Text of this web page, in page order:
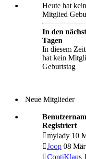
Heute hat kein
Mitglied
In den
Tagen
In diesem
hat kein
Geburtstag
Neue Mitglieder
Registriert
mylady 10
Joop 08 Mär
ContiKlaus